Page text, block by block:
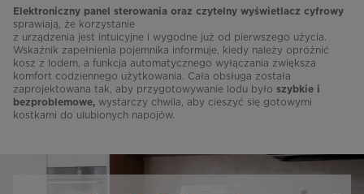
Elektroniczny panel sterowania oraz czytelny wyświetlacz cyfrowy
sprawiają, że korzystanie
z urządzenia jest intuicyjne i wygodne już od pierwszego użycia.
Wskaźnik zapełnienia pojemnika informuje, kiedy należy opróżnić
kosz z lodem, a funkcja automatycznego wyłączania zwiększa
komfort codziennego użytkowania. Cała obsługa została
zaprojektowana tak, aby przygotowywanie lodu było szybkie i
bezproblemowe, wystarczy chwila, aby cieszyć się gotowymi
kostkami do ulubionych napojów.